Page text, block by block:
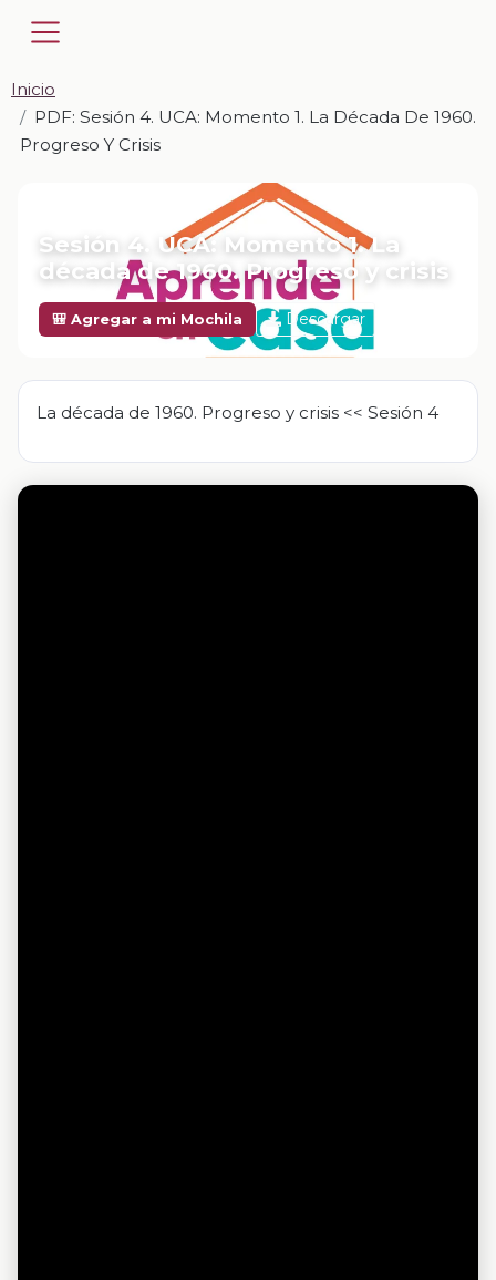
Inicio
PDF: Sesión 4. UCA: Momento 1. La Década De 1960.
Progreso Y Crisis
Sesión 4. UCA: Momento 1. La
década de 1960. Progreso y crisis
🎒 Agregar a mi Mochila Descargar
La década de 1960. Progreso y crisis << Sesión 4